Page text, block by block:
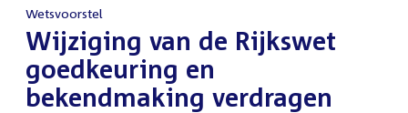
Wetsvoorstel
:Wijziging van de Rijkswet
goedkeuring en
bekendmaking verdragen